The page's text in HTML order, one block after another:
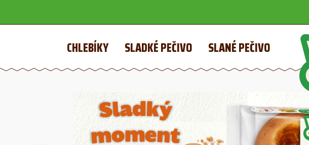
CHLEBÍKY
SLADKÉ PEČIVO SLANÉ PEČIVO